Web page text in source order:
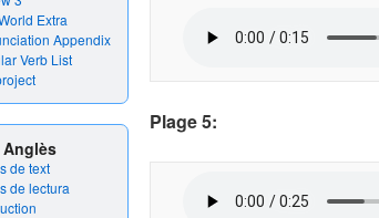
Extra
Appendix
Verb List
Anglès
de text
de lectura
Plage5: